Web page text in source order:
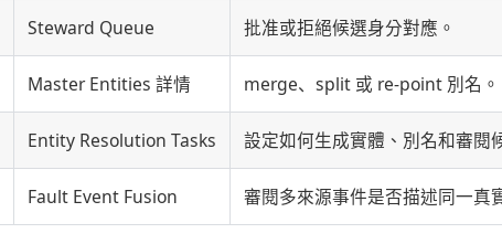
Steward Queue 批准或拒絕候選身分對應。
Master Entities 詳情 merge、split 或 re-point 別名。
Entity Resolution Tasks 設定如何生成實體、別名和審閱
Fault Event Fusion 審閱多來源事件是否描述同一真